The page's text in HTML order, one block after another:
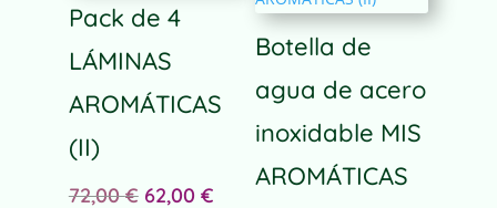
n
v
e
Pack de 4
LÁMINAS
AROMÁTICAS
(II)
72,00€ El
62,00 €El
Botella de
agua de acero
inoxidable MIS
AROMÁTICAS